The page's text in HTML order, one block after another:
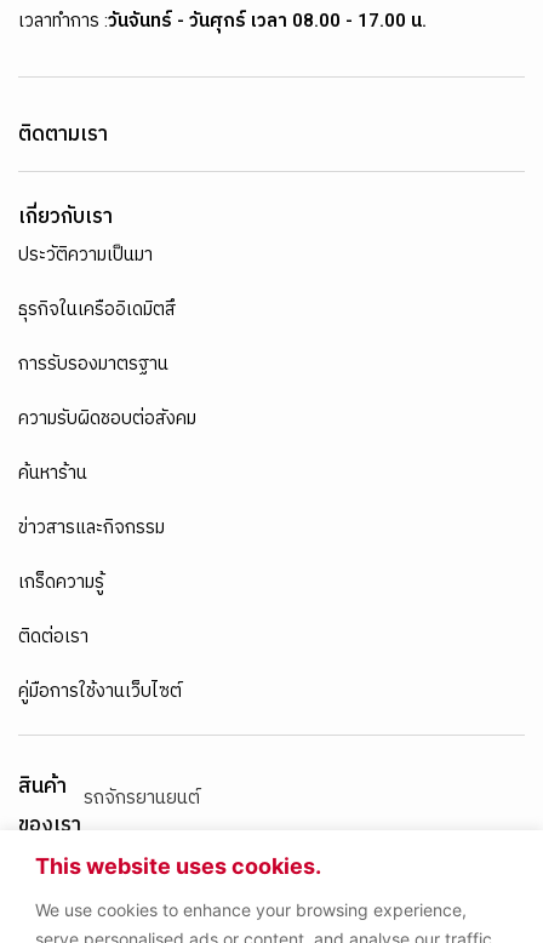
This website uses cookies.
We use cookies to enhance your browsing experience,
serve personalised ads or content, and analyse our traffic.
เวลาทำการ :วันจันทร์ - วันศุกร์ เวลา 08.00 - 17.00 น.
ติดตามเรา
เกี่ยวกับเรา
ประวัติความเป็นมา
ธุรกิจในเครืออิเดมิตสึ
การรับรองมาตรฐาน
ความรับผิดชอบต่อสังคม
ค้นหาร้าน
ข่าวสารและกิจกรรม
เกร็ดความรู้
ติดต่อเรา
คู่มือการใช้งานเว็บไซต์
สินค้า
ของเรา
รถจักรยานยนต์
เครื่องยนต์เบนซิน
เครื่องยนต์ดีเซล